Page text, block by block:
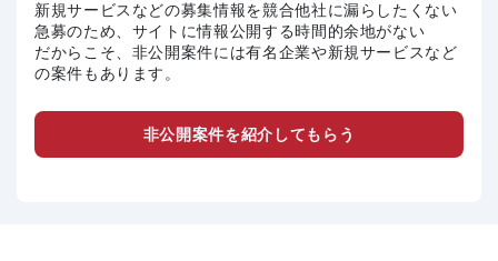
新規サービスなどの募集情報を競合他社に漏らしたくない
急募のため、サイトに情報公開する時間的余地がない
だからこそ、非公開案件には有名企業や新規サービスなど
の案件もあります。
非公開案件を紹介してもらう